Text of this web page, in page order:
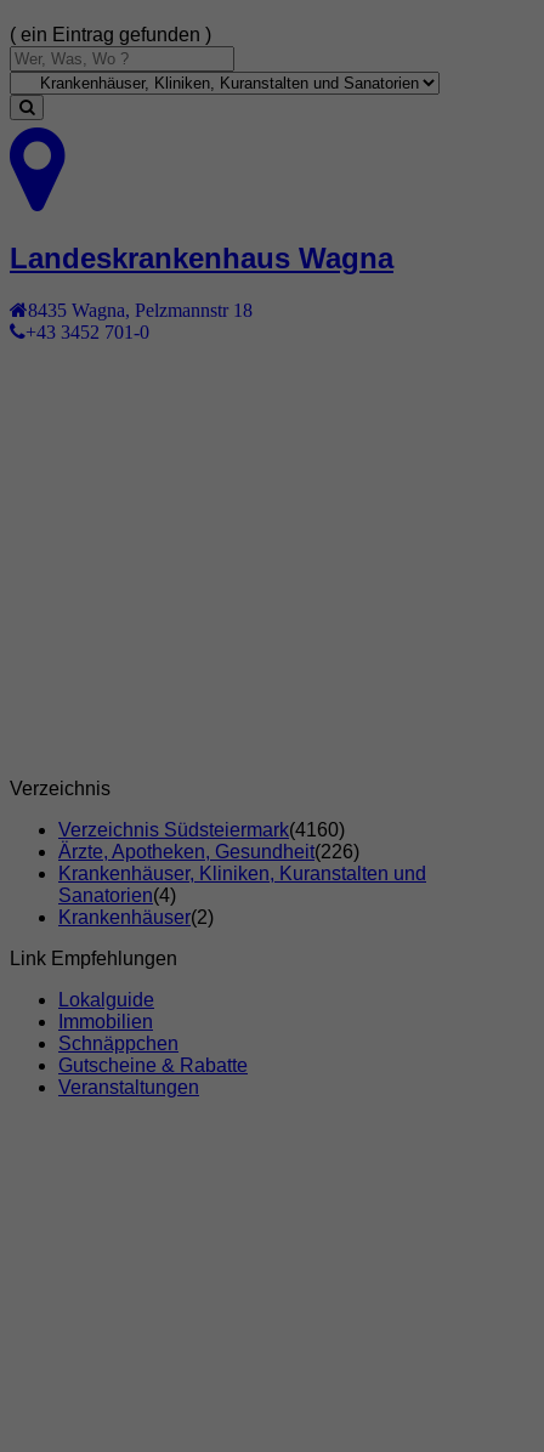
( ein Eintrag gefunden )
Landeskrankenhaus Wagna
8435 Wagna Pelzmannstr 18
+43 3452 701-0
Verzeichnis
Verzeichnis Südsteiermark(4160)
Ärzte, Apotheken, Gesundheit(226)
Krankenhäuser, Kliniken, Kuranstalten und
Sanatorien(4)
Krankenhäuser(2)
Link Empfehlungen
Lokalguide
Immobilien
Schnäppchen
Gutscheine & Rabatte
Veranstaltungen